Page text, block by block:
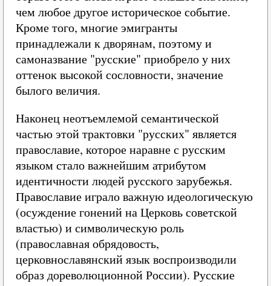
чем любое другое историческое событие.
Кроме того, многие эмигранты
принадлежали к дворянам, поэтому и
самоназвание "русские" приобрело у них
оттенок высокой сословности, значение
былого величия.
Наконец неотъемлемой семантической
частью этой трактовки "русских" является
православие, которое наравне с русским
языком стало важнейшим атрибутом
идентичности людей русского зарубежья.
Православие играло важную идеологическую
(осуждение гонений на Церковь советской
властью) и символическую роль
(православная обрядовость,
церковнославянский язык воспроизводили
образ дореволюционной России). Русские